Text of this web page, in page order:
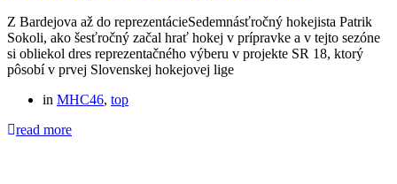
Z Bardejova až do reprezentácieSedemnásťročný hokejista Patrik
Sokoli, ako šesťročný začal hrať hokej v prípravke a v tejto sezóne
si obliekol dres reprezentačného výberu v projekte SR 18, ktorý
pôsobí v prvej Slovenskej hokejovej lige
in MHC46, top
read more